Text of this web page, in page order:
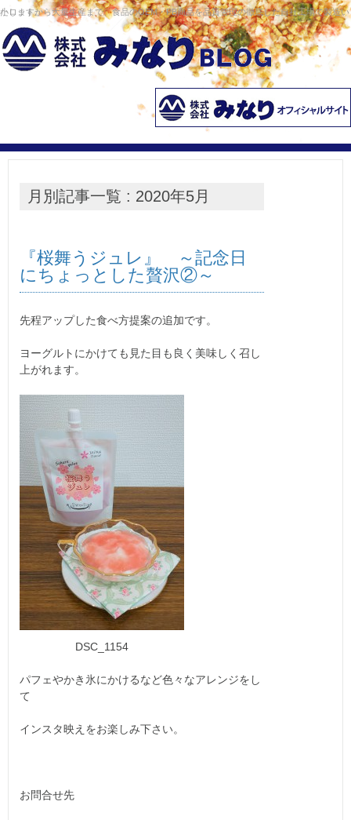
コンテンツへ移動
小ロットから大量生産まで、食品のOEM・PB商品を品質管理の徹底した自社工場で製造いたします。
月別記事一覧 : 2020年5月
『桜舞うジュレ』 ～記念日
にちょっとした贅沢②～
先程アップした食べ方提案の追加です。
ヨーグルトにかけても見た目も良く美味しく召し
上がれます。
DSC_1154
パフェやかき氷にかけるなど色々なアレンジをし
て
インスタ映えをお楽しみ下さい。
お問合せ先